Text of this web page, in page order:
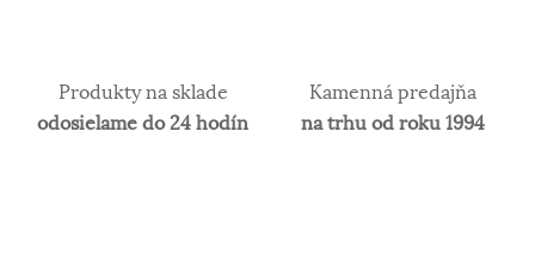
Produkty na sklade
odosielame do 24 hodín
Kamenná predajňa
na trhu od roku 1994